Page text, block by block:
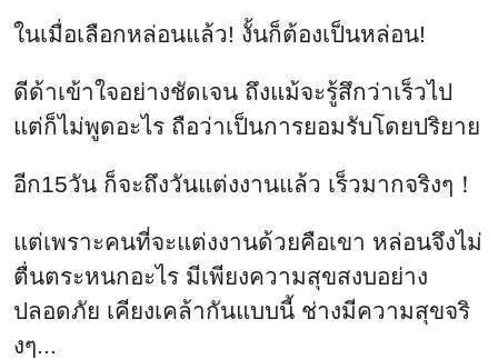
ในเมื่อเลือกหล่อนแล้ว! งั้นก็ต้องเป็นหล่อน!
ดีด้าเข้าใจอย่างชัดเจน ถึงแม้จะรู้สึกว่าเร็วไป
แต่ก็ไม่พูดอะไร ถือว่าเป็นการยอมรับโดยปริยาย
อีก15วัน ก็จะถึงวันแต่งงานแล้ว เร็วมากจริงๆ！
แต่เพราะคนที่จะแต่งงานด้วยคือเขา หล่อนจึงไม่
ตื่นตระหนกอะไร มีเพียงความสุขสงบอย่าง
ปลอดภัย เคียงเคล้ากันแบบนี้ ช่างมีความสุขจริ
งๆ...